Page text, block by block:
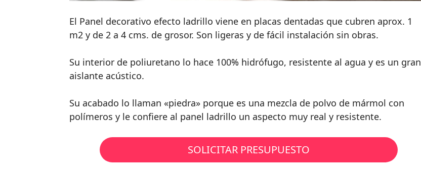
El Panel decorativo efecto ladrillo viene en placas dentadas que cubren aprox. 1
m2 y de 2 a 4 cms. de grosor. Son ligeras y de fácil instalación sin obras.
Su interior de poliuretano lo hace 100% hidrófugo, resistente al agua y es un gran
aislante acústico.
Su acabado lo llaman «piedra» porque es una mezcla de polvo de mármol con
polímeros y le confiere al panel ladrillo un aspecto muy real y resistente.
SOLICITAR PRESUPUESTO